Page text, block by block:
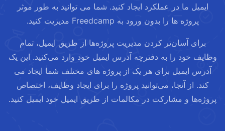
ایمیل ما در عملکرد ایجاد کنید. شما می توانید به طور موثر
پروژه ها را بدون ورود به Freedcamp مدیریت کنید.
برای آسان‌تر کردن مدیریت پروژه‌ها از طریق ایمیل، تمام
وظایف خود را به دفترچه آدرس ایمیل خود وارد می‌کنید. این یک
آدرس ایمیل برای هر یک از پروژه های مختلف شما ایجاد می
کند. از آنجا، می‌توانید پروژه را برای ایجاد وظایف، اختصاص
پروژه‌ها و مشارکت در مکالمات از طریق ایمیل خود ایمیل کنید.